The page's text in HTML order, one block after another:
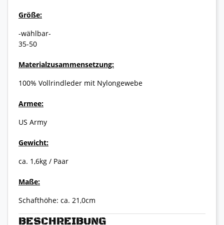
BESCHREIBUNG
Größe:
-wählbar-
35-50
Materialzusammensetzung:
100% Vollrindleder mit Nylongewebe
Armee:
US Army
Gewicht:
ca. 1,6kg / Paar
Maße:
Schafthöhe: ca. 21,0cm